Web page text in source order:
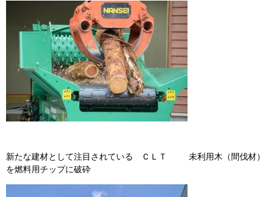
新たな建材として注目されている ＣＬＴ 未利用木（間伐材）
を燃料用チップに破砕